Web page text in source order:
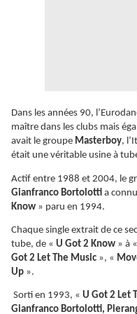
Dans les années 90,
maître dans les clubs mais
avait le groupe Masterboy,
était une véritable usine à
Actif entre 1988 et 2004, le
Gianfranco Bortolotti a
Know » paru en 1994.
Chaque single extrait de ce
tube, de « U Got 2 Know » à «
Got 2 Let The Music », «
Up ».
Sorti en 1993, « U Got 2 Let
Gianfranco Bortolotti,